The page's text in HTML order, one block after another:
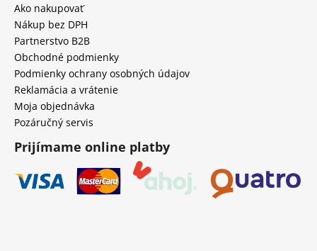
Ako nakupovať
Nákup bez DPH
Partnerstvo B2B
Obchodné podmienky
Podmienky ochrany osobných údajov
Reklamácia a vrátenie
Moja objednávka
Pozáručný servis
Prijímame online platby